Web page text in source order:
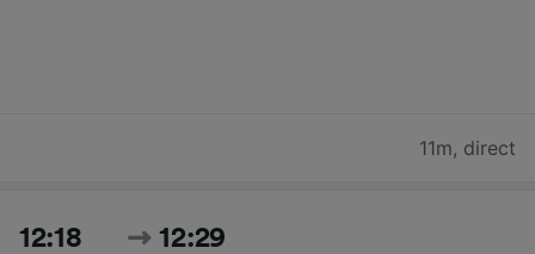
11m, direct
12:18 12:29